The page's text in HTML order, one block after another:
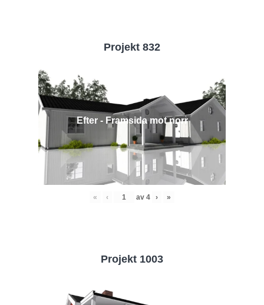
Projekt 832
Efter - Framsida mot norr
« ‹ av 4 › »
Projekt 1003